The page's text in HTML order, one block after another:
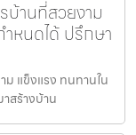
บ้านที่สวยงาม
หนดได้ ปรึกษา
แข็งแรง ทนทานใน
สร้างบ้าน